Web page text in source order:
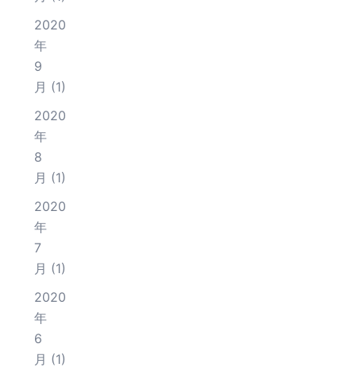
2020
年
9
月 (1)
2020
年
8
月 (1)
2020
年
7
月 (1)
2020
年
6
月 (1)